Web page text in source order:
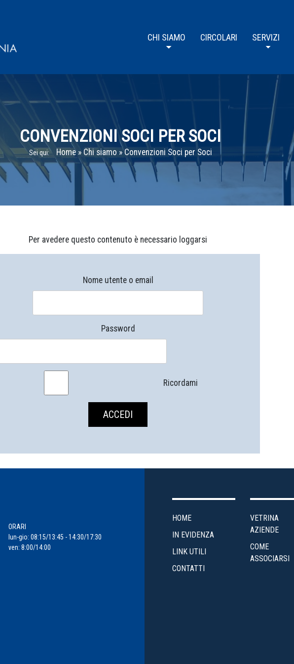
CHI SIAMO CIRCOLARI SERVIZI
CONVENZIONI SOCI PER SOCI
Sei qui: Home» Chi siamo »Convenzioni Soci per Soci
Per avedere questo contenuto è necessario loggarsi
Nome utente o email
Password
Ricordami
ORARI
lun-gio: 08:15/13:45 - 14:30/17:30
ven: 8:00/14:00
HOME
IN EVIDENZA
LINK UTILI
CONTATTI
VETRINA
AZIENDE
COME
ASSOCIARSI